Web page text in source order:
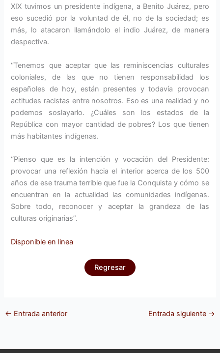
XIX tuvimos un presidente indígena, a Benito Juárez, pero
eso sucedió por la voluntad de él, no de la sociedad; es
más, lo atacaron llamándolo el indio Juárez, de manera
despectiva.
‘‘Tenemos que aceptar que las reminiscencias culturales
coloniales, de las que no tienen responsabilidad los
españoles de hoy, están presentes y todavía provocan
actitudes racistas entre nosotros. Eso es una realidad y no
podemos soslayarlo. ¿Cuáles son los estados de la
República con mayor cantidad de pobres? Los que tienen
más habitantes indígenas.
‘‘Pienso que es la intención y vocación del Presidente:
provocar una reflexión hacia el interior acerca de los 500
años de ese trauma terrible que fue la Conquista y cómo se
encuentran en la actualidad las comunidades indígenas.
Sobre todo, reconocer y aceptar la grandeza de las
culturas originarias”.
Disponible en linea
Regresar
← Entrada anterior Entrada siguiente →